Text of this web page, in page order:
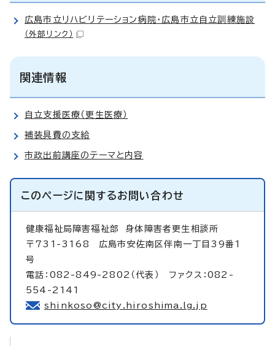
広島市立リハビリテーション病院・広島市立自立訓練施設
（外部リンク）
関連情報
自立支援医療（更生医療）
補装具費の支給
市政出前講座のテーマと内容
このページに関するお問い合わせ
健康福祉局障害福祉部 身体障害者更生相談所
〒731-3168 広島市安佐南区伴南一丁目39番1
号
電話：082-849-2802（代表） ファクス：082-
554-2141
shinkoso@city.hiroshima.lg.jp